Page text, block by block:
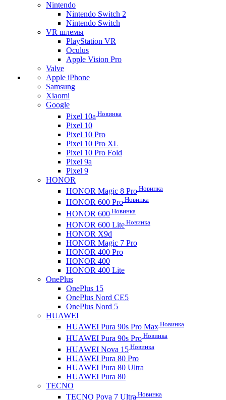
Nintendo
Nintendo Switch 2
Nintendo Switch
VR шлемы
PlayStation VR
Oculus
Apple Vision Pro
Valve
Apple iPhone
Samsung
Xiaomi
Google
Pixel 10a Новинка
Pixel 10
Pixel 10 Pro
Pixel 10 Pro XL
Pixel 10 Pro Fold
Pixel 9a
Pixel 9
HONOR
HONOR Magic 8 Pro Новинка
HONOR 600 Pro Новинка
HONOR 600 Новинка
HONOR 600 Lite Новинка
HONOR X9d
HONOR Magic 7 Pro
HONOR 400 Pro
HONOR 400
HONOR 400 Lite
OnePlus
OnePlus 15
OnePlus Nord CE5
OnePlus Nord 5
HUAWEI
HUAWEI Pura 90s Pro Max Новинка
HUAWEI Pura 90s Pro Новинка
HUAWEI Nova 15 Новинка
HUAWEI Pura 80 Pro
HUAWEI Pura 80 Ultra
HUAWEI Pura 80
TECNO
TECNO Pova 7 Ultra Новинка